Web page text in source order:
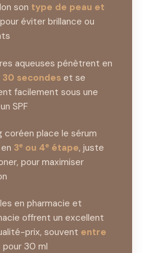
son type de peau et
pour éviter brillance ou
aqueuses pénètrent en
30 secondeset se
facilement sous une
SPF
coréen place le sérum
3ᵉ ou 4ᵉ étape, juste
pour maximiser
en pharmacie et
offrent un excellent
prix, souvent entre
pour 30 ml